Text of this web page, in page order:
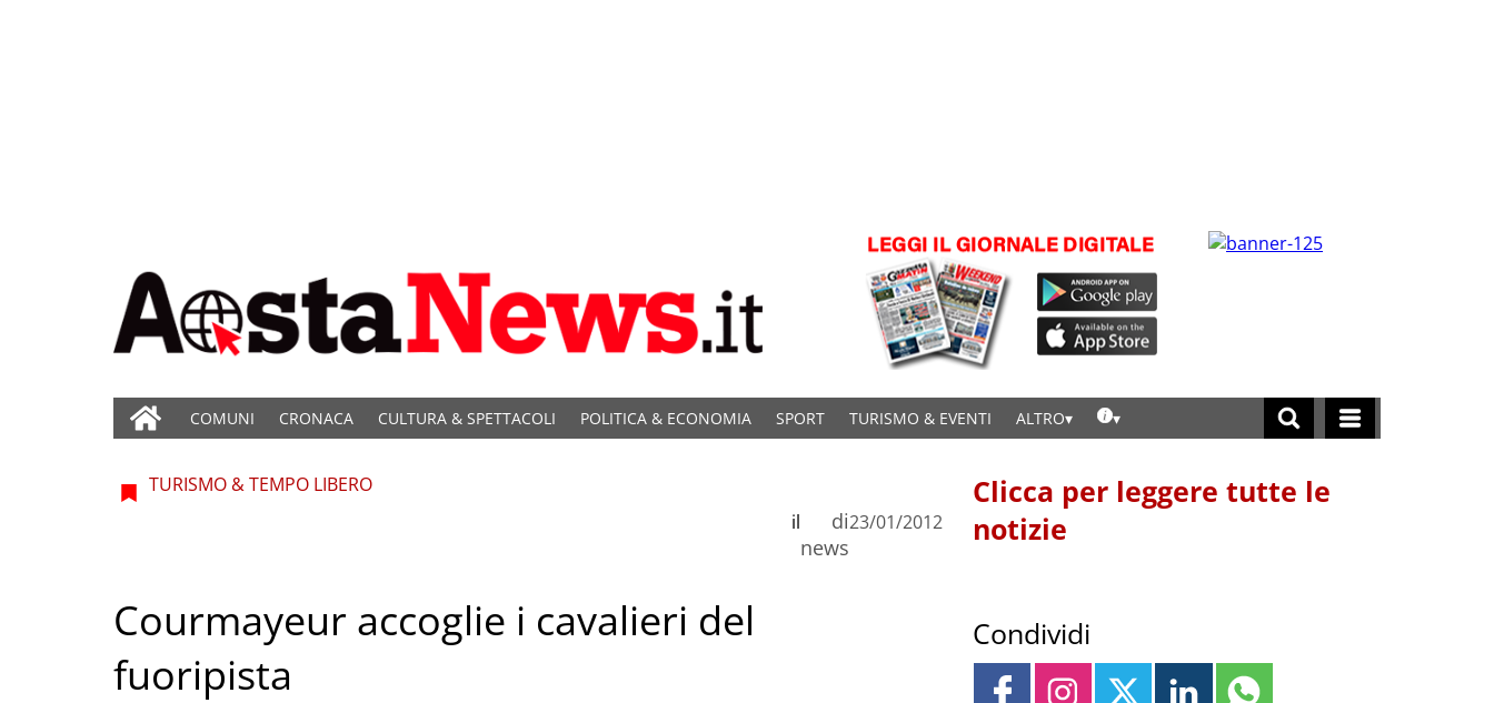
COMUNI CRONACA CULTURA & SPETTACOLI POLITICA & ECONOMIA SPORT TURISMO & EVENTI ALTRO
TURISMO & TEMPO LIBERO
di
news
il 23/01/2012
Courmayeur accoglie i cavalieri del
fuoripista
Clicca per leggere tutte le
notizie
Condividi